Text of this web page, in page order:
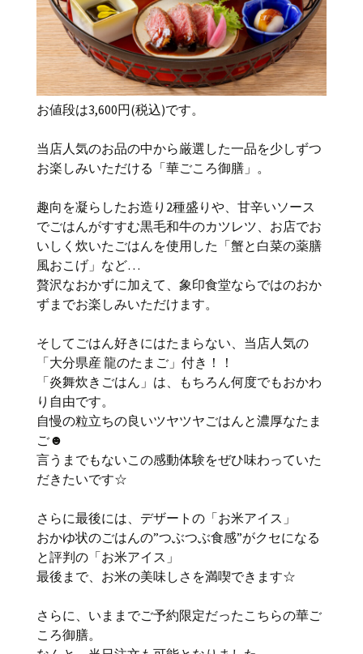
お値段は3,600円(税込)です。
当店人気のお品の中から厳選した一品を少しずつ
お楽しみいただける「華ごころ御膳」。
趣向を凝らしたお造り2種盛りや、甘辛いソース
でごはんがすすむ黒毛和牛のカツレツ、お店でお
いしく炊いたごはんを使用した「蟹と白菜の薬膳
風おこげ」など…
贅沢なおかずに加えて、象印食堂ならではのおか
ずまでお楽しみいただけます。
そしてごはん好きにはたまらない、当店人気の
「大分県産 龍のたまご」付き！！
「炎舞炊きごはん」は、もちろん何度でもおかわ
り自由です。
自慢の粒立ちの良いツヤツヤごはんと濃厚なたま
ご☻
言うまでもないこの感動体験をぜひ味わっていた
だきたいです☆
さらに最後には、デザートの「お米アイス」
おかゆ状のごはんの”つぶつぶ食感”がクセになる
と評判の「お米アイス」
最後まで、お米の美味しさを満喫できます☆
さらに、いままでご予約限定だったこちらの華ご
ころ御膳。